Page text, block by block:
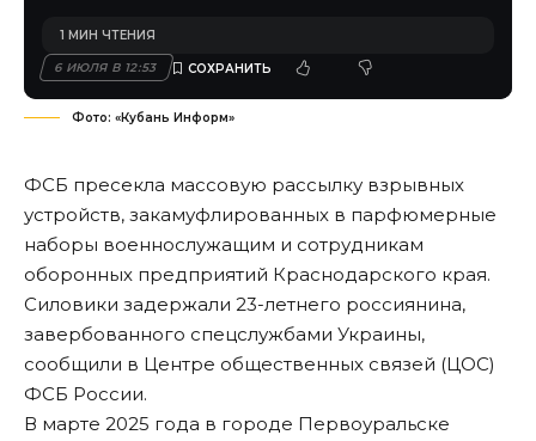
6 ИЮЛЯ В 12:53
1 МИН ЧТЕНИЯ
Фото: «Кубань Информ»
ФСБ пресекла массовую рассылку взрывных
устройств, закамуфлированных в парфюмерные
наборы военнослужащим и сотрудникам
оборонных предприятий Краснодарского края.
Силовики задержали 23-летнего россиянина,
завербованного спецслужбами Украины,
сообщили в Центре общественных связей (ЦОС)
ФСБ России.
В марте 2025 года в городе Первоуральске